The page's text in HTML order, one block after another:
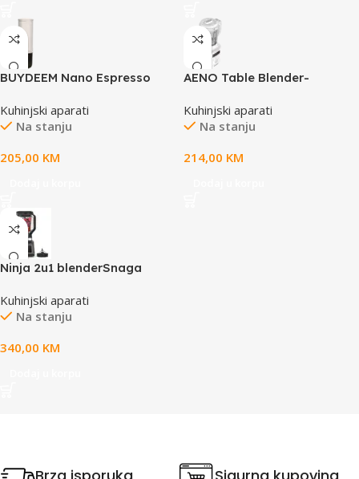
BUYDEEM Nano Espresso
color Oat White
Kuhinjski aparati
Na stanju
205,00 KM
AENO Table Blender-
35000 rpm, boiling mode,
high borosilicate glass cup,
preset time, LED-display
Kuhinjski aparati
Na stanju
214,00 KM
Ninja 2u1 blenderSnaga
visenamjenskiuredjaj, tezina
4.03kg, kapacitet 2.1L
Kuhinjski aparati
Na stanju
340,00 KM